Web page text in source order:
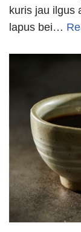
kuris jau ilgus
lapus bei…